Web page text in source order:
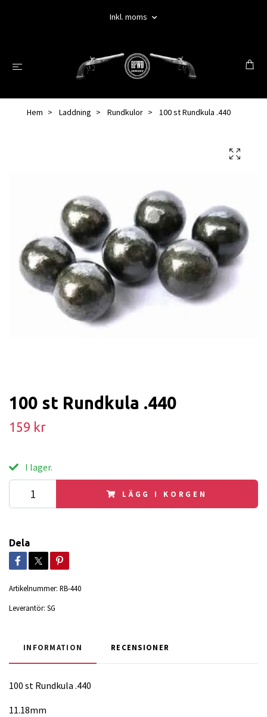
Inkl. moms
Hem Laddning Rundkulor 100 st Rundkula .440
100 st Rundkula .440
159 kr
I lager.
LÄGG I KORGEN
Dela
Artikelnummer: RB-440
Leverantör: SG
INFORMATION RECENSIONER
100 st Rundkula .440
11.18mm